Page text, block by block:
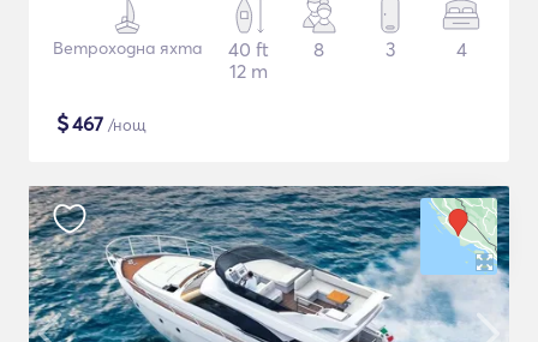
Ветроходна яхта
40 ft
12 m
8 3 4
$467 /нощ